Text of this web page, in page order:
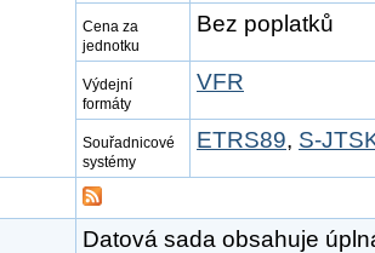
Cena za
jednotku
Bez poplatků
Výdejní
formáty
VFR
Souřadnicové
systémy
ETRS89, S-
Datová sada obsahuje